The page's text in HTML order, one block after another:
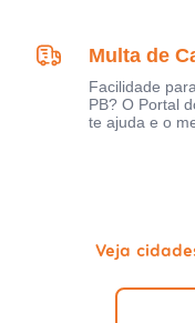
Multa de
Facilidade
PB? O Portal
te ajuda e o
Veja